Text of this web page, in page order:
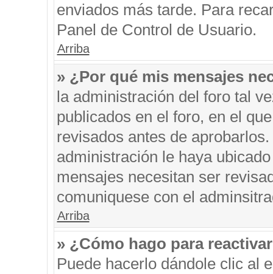
enviados más tarde. Para
Panel de Control de Usuario.
Arriba
» ¿Por qué mis mensajes
la administración del foro tal
publicados en el foro, en el
revisados antes de
administración le haya
mensajes necesitan ser
comuniquese con el
Arriba
» ¿Cómo hago para
Puede hacerlo dándole clic al